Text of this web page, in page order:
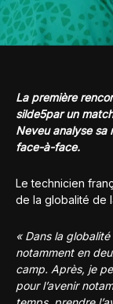
La première
silde5par un
Neveu analyse sa
face-à-face.
Le technicien
de la globalité de
« Dans la
notamment en
camp. Après, je
pour l’avenir